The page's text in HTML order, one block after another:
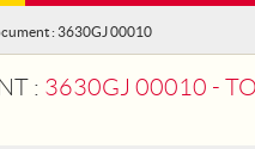
: 3630GJ 00010
: 3630GJ 00010 -